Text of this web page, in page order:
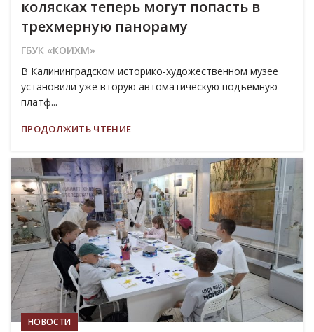
колясках теперь могут попасть в
трехмерную панораму
ГБУК «КОИХМ»
В Калининградском историко-художественном музее
установили уже вторую автоматическую подъемную
платф...
ПРОДОЛЖИТЬ ЧТЕНИЕ
29
ИЮЛ
НОВОСТИ